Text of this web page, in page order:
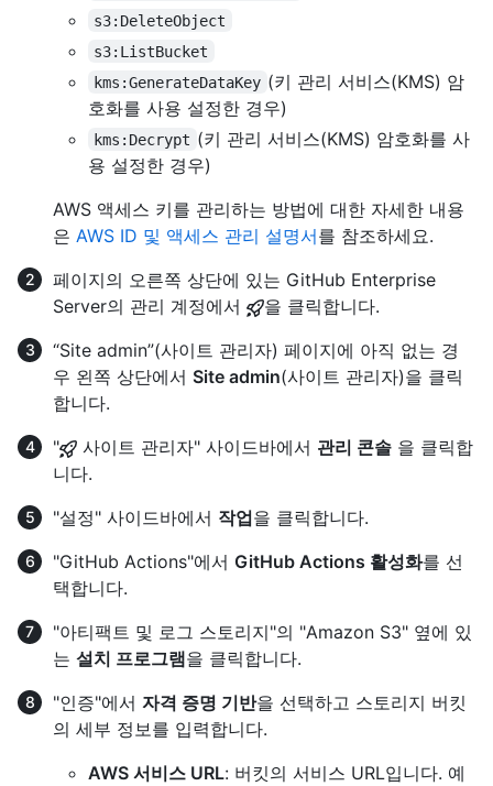
s3:DeleteObject
s3:ListBucket
kms:GenerateDataKey (키 관리 서비스(KMS) 암
호화를 사용 설정한 경우)
kms:Decrypt (키 관리 서비스(KMS) 암호화를 사
용 설정한 경우)
AWS 액세스 키를 관리하는 방법에 대한 자세한 내용
은 AWS ID 및 액세스 관리 설명서를 참조하세요.
페이지의 오른쪽 상단에 있는 GitHub Enterprise
Server의 관리 계정에서
을 클릭합니다.
“Site admin”(사이트 관리자) 페이지에 아직 없는 경
우 왼쪽 상단에서 Site admin(사이트 관리자)을 클릭
합니다.
"
사이트 관리자" 사이드바에서 관리 콘솔 을 클릭합
니다.
"설정" 사이드바에서 작업을 클릭합니다.
"GitHub Actions"에서 GitHub Actions 활성화를 선
택합니다.
"아티팩트 및 로그 스토리지"의 "Amazon S3" 옆에 있
는 설치 프로그램을 클릭합니다.
"인증"에서 자격 증명 기반을 선택하고 스토리지 버킷
의 세부 정보를 입력합니다.
AWS 서비스 URL: 버킷의 서비스 URL입니다. 예